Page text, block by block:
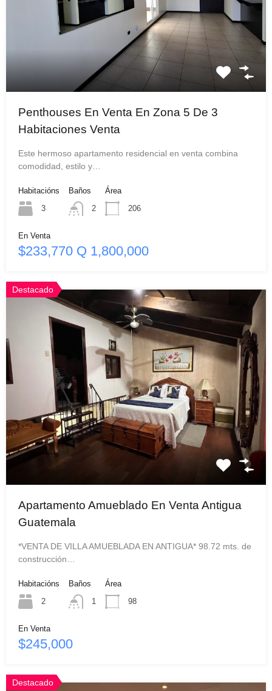
Penthouses En Venta En Zona 5 De 3
Habitaciones Venta
Este hermoso apartamento residencial en venta combina
comodidad, estilo y…
Habitacións
3
Baños
2
Área
206
En Venta
$233,770 Q 1,800,000
Destacado
Apartamento Amueblado En Venta Antigua
Guatemala
*VENTA DE VILLA AMUEBLADA EN ANTIGUA* 98.72 mts. de
construcción…
Habitacións
2
Baños
1
Área
98
En Venta
$245,000
Destacado